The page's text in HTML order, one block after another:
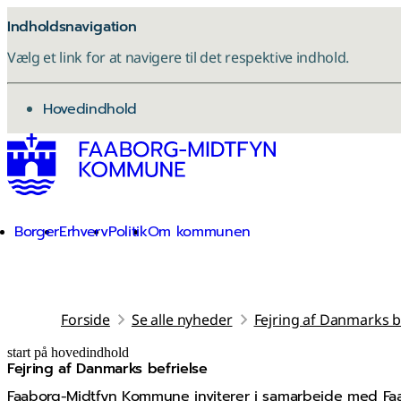
Indholdsnavigation
Vælg et link for at navigere til det respektive indhold.
gå til
Hovedindhold
BorgerErhvervPolitikOm kommunen
Forside Se alle nyheder Fejring af Danmarks
start på hovedindhold
Fejring af Danmarks befrielse
Faaborg-Midtfyn Kommune inviterer i samarbejde med
senest opdateret 3. november 2025